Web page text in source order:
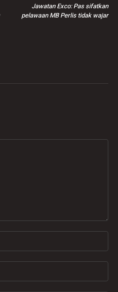
Jawatan Exco: Pas sifatkan
pelawaan MB Perlis tidak wajar